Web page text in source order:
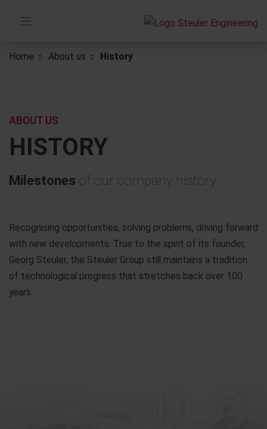
Home About us History
HISTORY
ABOUT US
Milestones of our company history
Recognising opportunities, solving problems, driving forward
with new developments. True to the spirit of its founder,
Georg Steuler, the Steuler Group still maintains a tradition
of technological progress that stretches back over 100
years.